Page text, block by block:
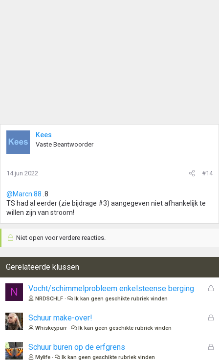
Kees
Vaste Beantwoorder
14 jun 2022 #14
@Marcn.88 .8
TS had al eerder (zie bijdrage #3) aangegeven niet afhankelijk te
willen zijn van stroom!
Niet open voor verdere reacties.
Gerelateerde klussen
N
G
n
Vocht/schimmelprobleem enkelsteense berging
NRDSCHLF Ik kan geen geschikte rubriek vinden
G
Schuur make-over!
Whiskeypurr Ik kan geen geschikte rubriek vinden
G
Schuur buren op de erfgrens
Mylife Ik kan geen geschikte rubriek vinden